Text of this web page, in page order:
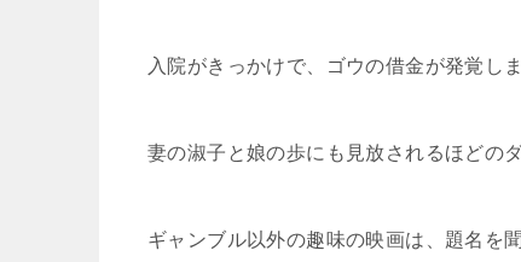
入院がきっかけで、ゴウの借金が発覚し
妻の淑子と娘の歩にも見放されるほどの
ギャンブル以外の趣味の映画は、題名を